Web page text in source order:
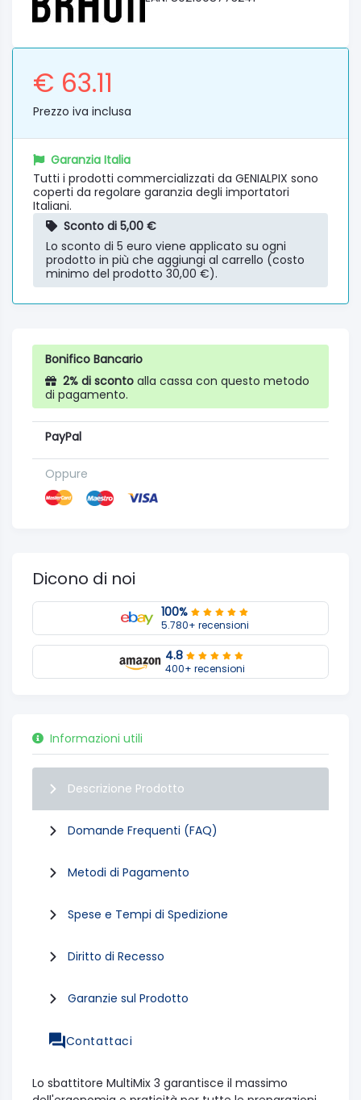
€ 63.11
Prezzo iva inclusa
Garanzia Italia
Tutti i prodotti commercializzati da GENIALPIX sono
coperti da regolare garanzia degli importatori
Italiani.
Sconto di 5,00 €
Lo sconto di 5 euro viene applicato su ogni
prodotto in più che aggiungi al carrello (costo
minimo del prodotto 30,00 €).
Bonifico Bancario
2% di sconto alla cassa con questo metodo
di pagamento.
PayPal
Oppure
Dicono di noi
100%
5.780+ recensioni
4.8
400+ recensioni
Informazioni utili
Descrizione Prodotto
Domande Frequenti (FAQ)
Metodi di Pagamento
Spese e Tempi di Spedizione
Diritto di Recesso
Garanzie sul Prodotto
Contattaci
Lo sbattitore MultiMix 3 garantisce il massimo